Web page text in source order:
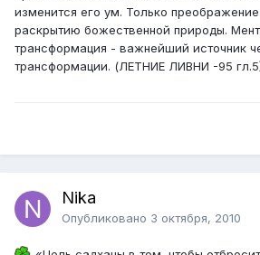
изменится его ум. Только
раскрытию божественной природы.
трансформация - важнейший источник
трансформации. (ЛЕТНИЕ ЛИВНИ -95
Nika
Опубликовано 3 октября, 2010